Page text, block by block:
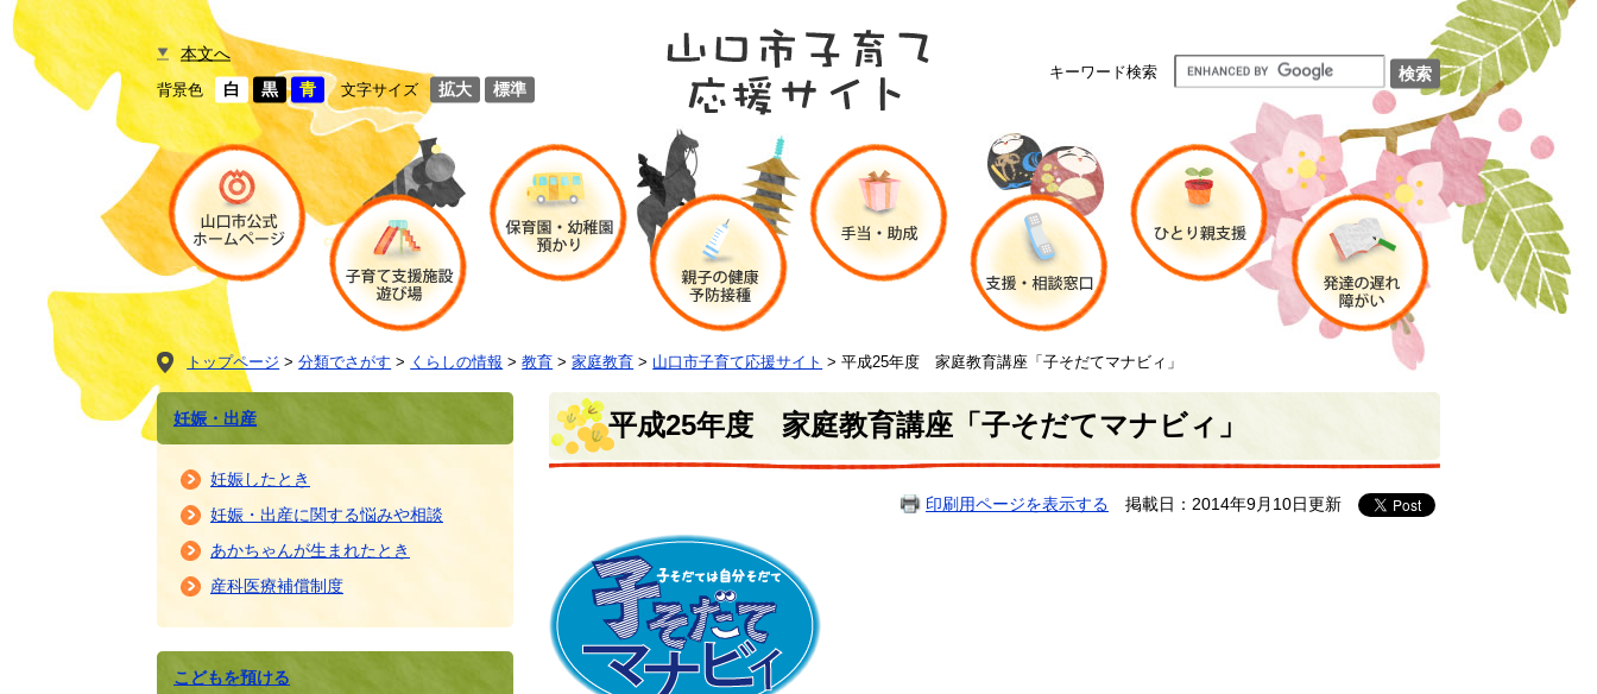
本文へ
背景色 白 黒 青 文字サイズ 拡大 標準
キーワード検索
トップページ >分類でさがす > くらしの情報 >教育 >家庭教育 > 山口市子育て応援サイト >平成25年度 家庭教育講座「子そだてマナビィ」
妊娠・出産
妊娠したとき
妊娠・出産に関する悩みや相談
あかちゃんが生まれたとき
産科医療補償制度
こどもを預ける
平成25年度 家庭教育講座「子そだてマナビィ」
印刷用ページを表示する 掲載日：2014年9月10日更新